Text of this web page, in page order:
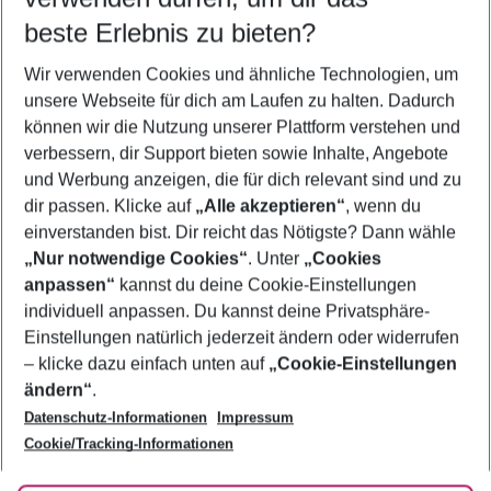
Städtereisen Niederlande
Urlaub Niederlande
Flug & Hotel Niederlande
Frübucher Angebote Niederlande für 2026
Pauschalreisen Niederlande
Footer
Footer navigation
Über uns
AGB
Bestpreisgarantie
Cookie-Einstellungen ändern
Cookie-Richtlinie
Agenturbetreuung
Barrierefreies Reisen
Folge uns
beste Erlebnis zu bieten?
Wir verwenden Cookies und ähnliche Technologien, um
unsere Webseite für dich am Laufen zu halten. Dadurch
können wir die Nutzung unserer Plattform verstehen und
verbessern, dir Support bieten sowie Inhalte, Angebote
und Werbung anzeigen, die für dich relevant sind und zu
dir passen. Klicke auf „Alle akzeptieren“, wenn du
einverstanden bist. Dir reicht das Nötigste? Dann wähle
„Nur notwendige Cookies“. Unter „Cookies
anpassen“ kannst du deine Cookie-Einstellungen
individuell anpassen. Du kannst deine Privatsphäre-
Einstellungen natürlich jederzeit ändern oder widerrufen
– klicke dazu einfach unten auf „Cookie-Einstellungen
ändern“.
Datenschutz-Informationen
Impressum
Cookie/Tracking-Informationen